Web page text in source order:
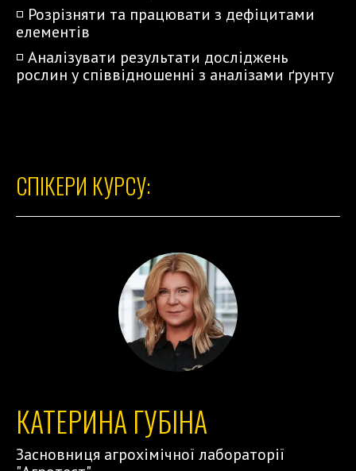
◽️ Розрізняти та працювати з дефіцитами
елементів
◽️ Аналізувати результати досліджень
рослин у співвідношенні з аналізами ґрунту
СПІКЕРИ КУРСУ:
КАТЕРИНА ГУБІНА
Засновниця агрохімічної лабораторії